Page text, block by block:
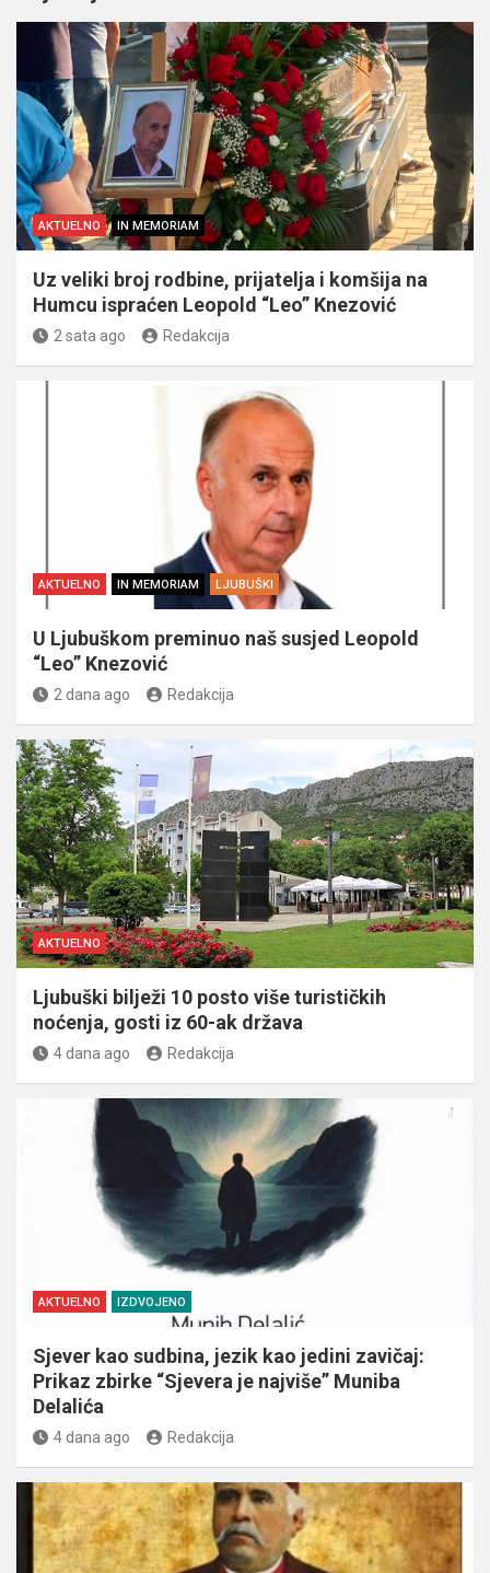
AKTUELNO IN MEMORIAM
Uz veliki broj rodbine, prijatelja i komšija na
Humcu ispraćen Leopold “Leo” Knezović
2 sata ago Redakcija
AKTUELNO IN MEMORIAM LJUBUŠKI
U Ljubuškom preminuo naš susjed Leopold
“Leo” Knezović
2 dana ago Redakcija
AKTUELNO
Ljubuški bilježi 10 posto više turističkih
noćenja, gosti iz 60-ak država
4 dana ago Redakcija
AKTUELNO IZDVOJENO
Sjever kao sudbina, jezik kao jedini zavičaj:
Prikaz zbirke “Sjevera je najviše” Muniba
Delalića
4 dana ago Redakcija